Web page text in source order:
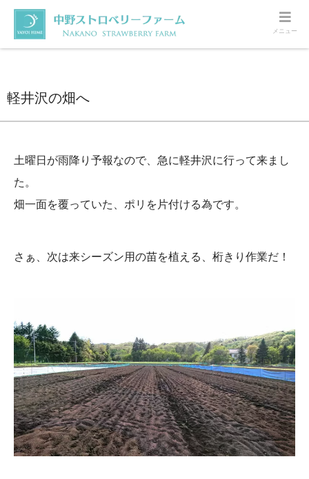
ホーム 軽井沢 軽井沢の畑へ
軽井沢の畑へ
土曜日が雨降り予報なので、急に軽井沢に行って来まし
た。
畑一面を覆っていた、ポリを片付ける為です。
さぁ、次は来シーズン用の苗を植える、桁きり作業だ！
メニュー